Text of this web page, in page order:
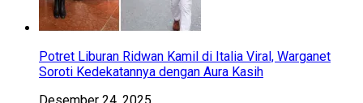
Potret Liburan Ridwan Kamil di Italia Viral, Warganet
Soroti Kedekatannya dengan Aura Kasih
Desember 24, 2025